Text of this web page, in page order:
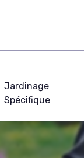
Jardinage
Spécifique